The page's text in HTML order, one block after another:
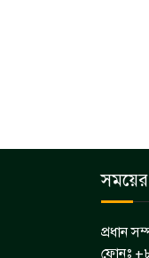
প্রধান
ফোনঃ